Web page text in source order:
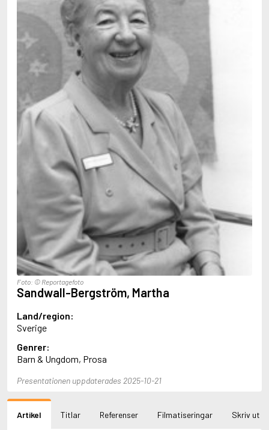
Abdel-Fattah, Randa
Abdolah, Kader
Abé, Kobo
Abedi, Isabel
Abele, Inga
Abgarjan, Narine
Abish, Walter
Aboulela, Leila
Abrahams, Peter (f. 1919)
Abrahams, Peter (f. 1947)
Abrahamson, Emmy
Abse, Dannie
Abu-Jaber, Diana
Abulhawa, Susan
Aburas, Lone
Achmatova, Anna
Aciman, André
Ackebo, Lena
Acker, Kathy
Ackroyd, Peter
Adam de la Halle
Adamov, Arthur
Adams, Douglas
Adams, Herbert
Adams, Richard
Adbåge, Emma
Adbåge, Lisen
Adelborg, Ottilia
Adichie, Chimamanda Ngozi
Adiga, Aravind
Adlerbeth, Gudmund Jöran
Adnan, Etel
Foto: © Reportagefoto
Sandwall-Bergström, Martha
Land/region:
Sverige
Genrer:
Barn & Ungdom, Prosa
Presentationen uppdaterades 2025-10-21
Artikel Titlar Referenser Filmatiseringar Skriv ut